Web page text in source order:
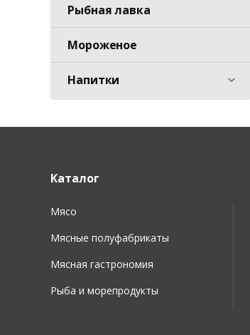
Рыбная лавка
Мороженое
Напитки
Каталог
Мясо
Мясные полуфабрикаты
Мясная гастрономия
Рыба и морепродукты